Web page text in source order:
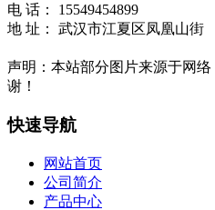
电 话： 15549454899
地 址： 武汉市江夏区凤凰山街
声明：本站部分图片来源于网
谢！
快速导航
网站首页
公司简介
产品中心